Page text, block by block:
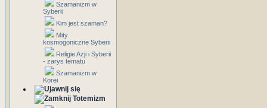
Szamanizm w
Syberii
Kim jest szaman?
Mity
kosmogoniczne Syberii
Religie Azji i Syberii
- zarys tematu
Szamanizm w
Korei
Totemizm